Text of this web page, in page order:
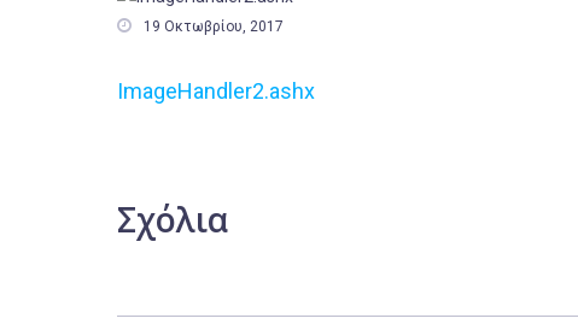
 19 Οκτωβρίου, 2017
ImageHandler2.ashx
Σχόλια